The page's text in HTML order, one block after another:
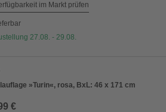
im Markt prüfen
27.08. - 29.08.
»Turin«, rosa, BxL: 46 x 171 cm
€